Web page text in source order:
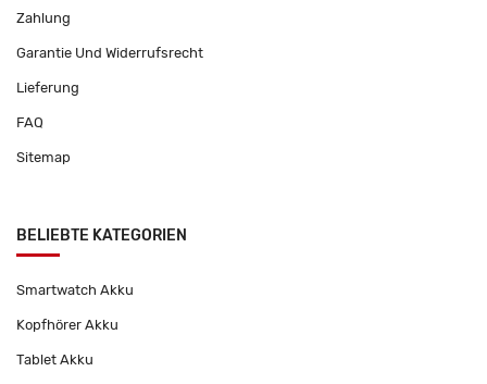
Zahlung
Garantie Und Widerrufsrecht
Lieferung
FAQ
Sitemap
BELIEBTE KATEGORIEN
Smartwatch Akku
Kopfhörer Akku
Tablet Akku